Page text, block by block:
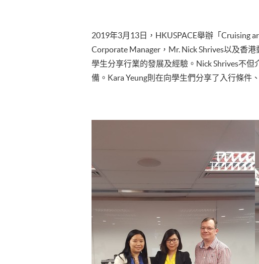
2019年3月13日，HKUSPACE舉辦「Cruising
Corporate Manager，Mr. Nick Shrives以及香
學生分享行業的發展及經驗。Nick Shrives不
備。Kara Yeung則在向學生們分享了入行條件